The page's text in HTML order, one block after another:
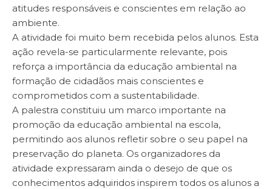
atitudes responsáveis e conscientes em relação ao
ambiente.
A atividade foi muito bem recebida pelos alunos. Esta
ação revela-se particularmente relevante, pois
reforça a importância da educação ambiental na
formação de cidadãos mais conscientes e
comprometidos com a sustentabilidade.
A palestra constituiu um marco importante na
promoção da educação ambiental na escola,
permitindo aos alunos refletir sobre o seu papel na
preservação do planeta. Os organizadores da
atividade expressaram ainda o desejo de que os
conhecimentos adquiridos inspirem todos os alunos a